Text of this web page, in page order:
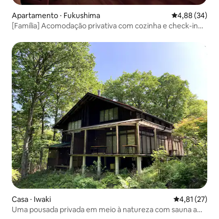
Apartamento ⋅ Fukushima 4,88 de uma
4,88 (34)
[Família] Acomodação privativa com cozinha e check-in
[Privativa] [Família].
Casa ⋅ Iwaki 4,81 de uma
4,81 (27)
Uma pousada privada em meio à natureza com sauna a